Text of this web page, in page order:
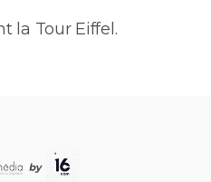
la Tour Eiffel.